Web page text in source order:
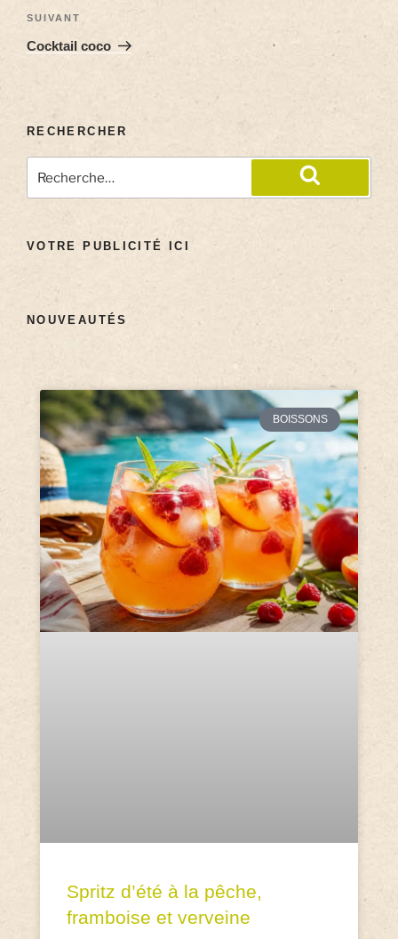
SUIVANT
Cocktail coco
RECHERCHER
VOTRE PUBLICITÉ ICI
NOUVEAUTÉS
BOISSONS
Spritz d’été à la pêche,
framboise et verveine